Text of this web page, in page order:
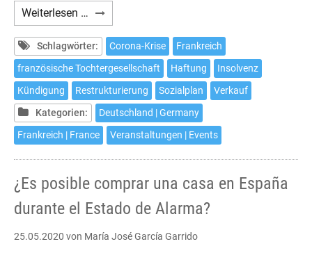
Weiterlesen … Webinar:
Die
französische
Tochtergesellschaft
in
der
Krise
Schlagwörter: Corona-Krise
Frankreich
französische Tochtergesellschaft
Haftung
Insolvenz
Kündigung
Restrukturierung Sozialplan
Verkauf
Kategorien:
Deutschland | Germany
Frankreich | France
Veranstaltungen | Events
¿Es posible comprar una casa en España
durante el Estado de Alarma?
25.05.2020 von María José García Garrido